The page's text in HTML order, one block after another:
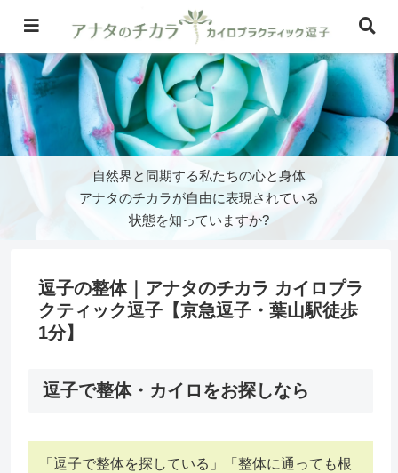
逗子の整体｜アナタのチカラ カイロプラ
クティック逗子【京急逗子・葉山駅徒歩
1分】
逗子で整体・カイロをお探しなら
「逗子で整体を探している」「整体に通っても根